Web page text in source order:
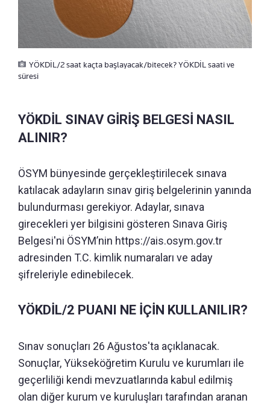
YÖKDİL/2 saat kaçta başlayacak/bitecek? YÖKDİL saati ve
süresi
YÖKDİL SINAV GİRİŞ BELGESİ NASIL
ALINIR?
ÖSYM bünyesinde gerçekleştirilecek sınava
katılacak adayların sınav giriş belgelerinin yanında
bulundurması gerekiyor. Adaylar, sınava
girecekleri yer bilgisini gösteren Sınava Giriş
Belgesi'ni ÖSYM’nin https://ais.osym.gov.tr
adresinden T.C. kimlik numaraları ve aday
şifreleriyle edinebilecek.
YÖKDİL/2 PUANI NE İÇİN KULLANILIR?
Sınav sonuçları 26 Ağustos'ta açıklanacak.
Sonuçlar, Yükseköğretim Kurulu ve kurumları ile
geçerliliği kendi mevzuatlarında kabul edilmiş
olan diğer kurum ve kuruluşları tarafından aranan